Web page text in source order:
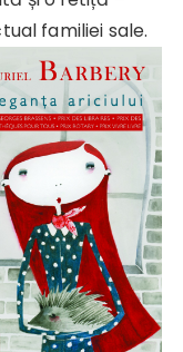
familiei sale.